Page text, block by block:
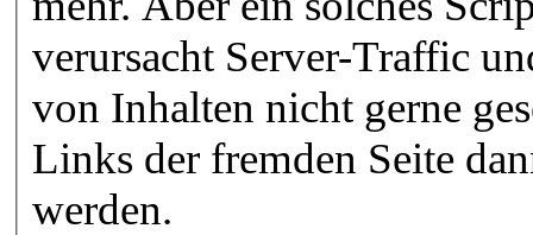
verursacht Server-Traffic
von Inhalten nicht gerne
Links der fremden Seite
werden.